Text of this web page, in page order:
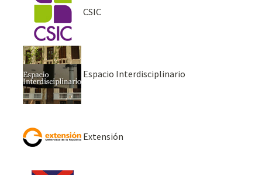
CSIC
Espacio Interdisciplinario
Extensión